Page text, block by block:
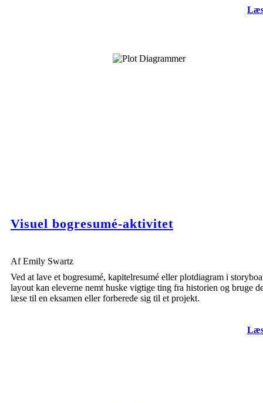
Visuel bogresumé-aktivitet
Af Emily Swartz
Ved at lave et bogresumé, kapitelresumé eller plotdiagram i
layout kan eleverne nemt huske vigtige ting fra historien og bruge
læse til en eksamen eller forberede sig til et projekt.